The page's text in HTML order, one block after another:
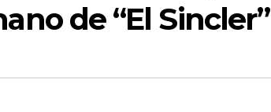
de “El Sincler”